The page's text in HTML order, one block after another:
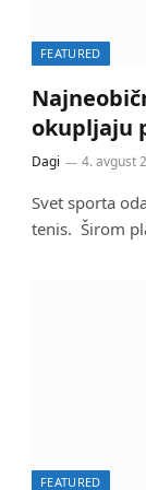
FEATURED
okupljaju
Dagi 4. avgust
Svet sporta
tenis. Širom
FEATURED